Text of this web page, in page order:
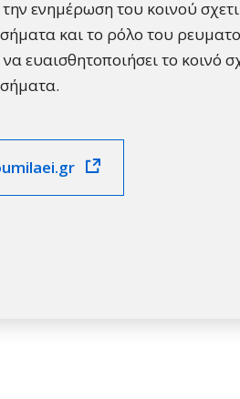
την ενημέρωση του κοινού
και το ρόλο του
ευαισθητοποιήσει το κοινό